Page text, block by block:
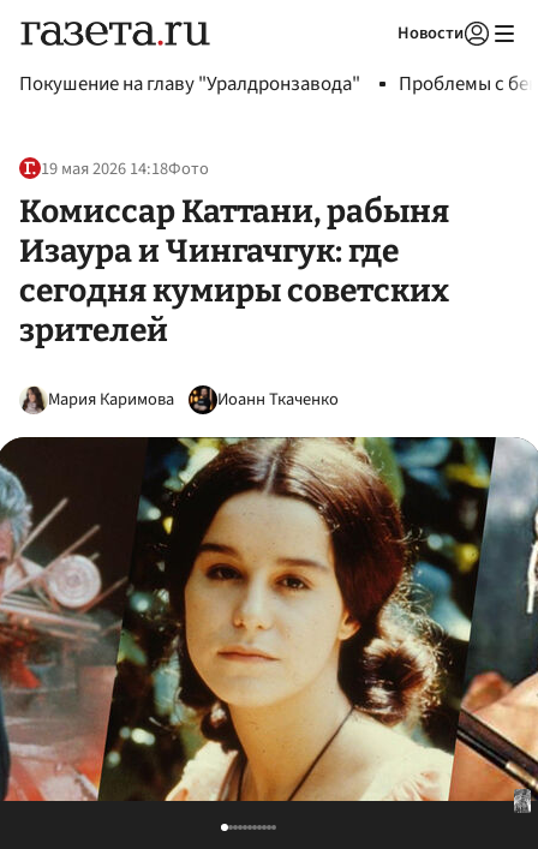
Новости
Покушение на главу "Уралдронзавода" Проблемы с
19 мая 2026 14:18Фото
Комиссар Каттани, рабыня
Изаура и Чингачгук: где
сегодня кумиры советских
зрителей
Мария Каримова Иоанн Ткаченко